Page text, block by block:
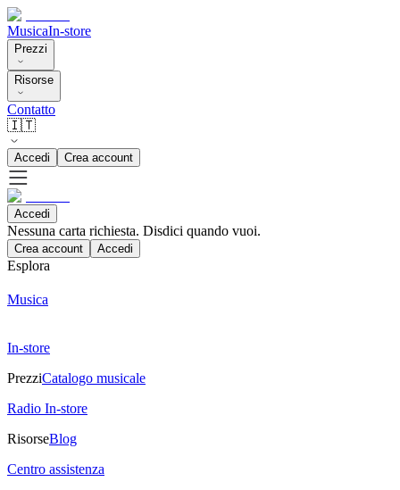
MusicaIn-store
Prezzi
Risorse
Contatto
🇮🇹
Accedi Crea account
Accedi
Nessuna carta richiesta. Disdici quando vuoi.
Crea account Accedi
Esplora
Musica
In-store
PrezziCatalogo musicale
Radio In-store
RisorseBlog
Centro assistenza